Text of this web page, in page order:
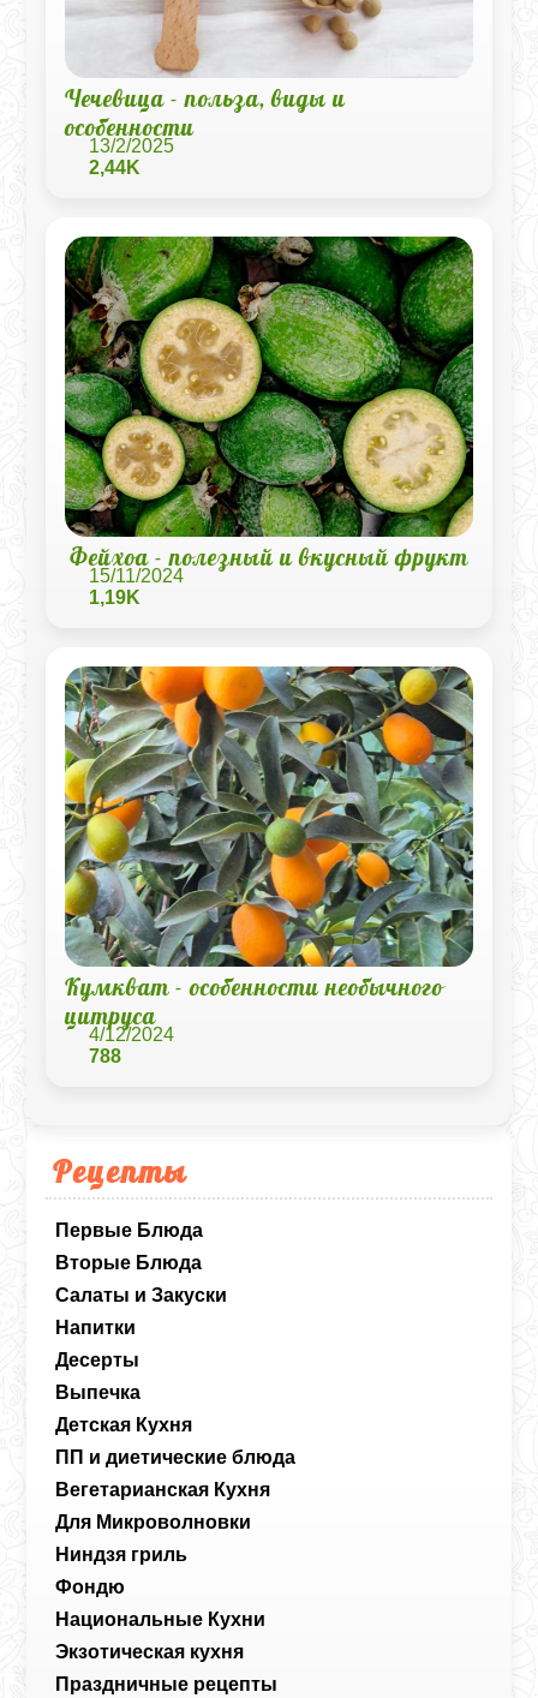
Рецепты
Первые Блюда
Вторые Блюда
Салаты и Закуски
Напитки
Десерты
Выпечка
Детская Кухня
ПП и диетические блюда
Вегетарианская Кухня
Для Микроволновки
Ниндзя гриль
Фондю
Национальные Кухни
Экзотическая кухня
Праздничные рецепты
Чечевица - польза, виды и
особенности
13/2/2025
2,44K
Фейхоа - полезный и вкусный фрукт
15/11/2024
1,19K
Кумкват - особенности необычного
цитруса
4/12/2024
788